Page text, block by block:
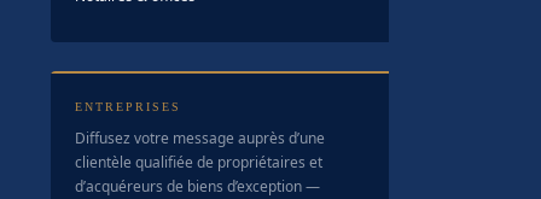
ENTREPRISES
Diffusez votre message auprès d’une
clientèle qualifiée de propriétaires et
d’acquéreurs de biens d’exception —